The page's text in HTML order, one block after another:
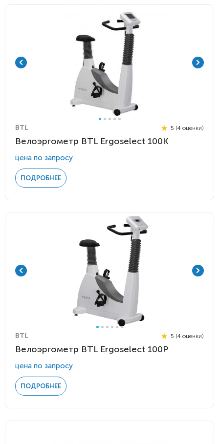
BTL 5 (4 оценки)
Велоэргометр BTL Ergoselect 100К
цена по запросу
ПОДРОБНЕЕ
BTL 5 (4 оценки)
Велоэргометр BTL Ergoselect 100P
цена по запросу
ПОДРОБНЕЕ